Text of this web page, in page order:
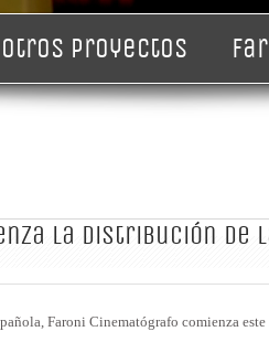
Otros proyectos
la distribución de
Faroni Cinematógrafo comienza este